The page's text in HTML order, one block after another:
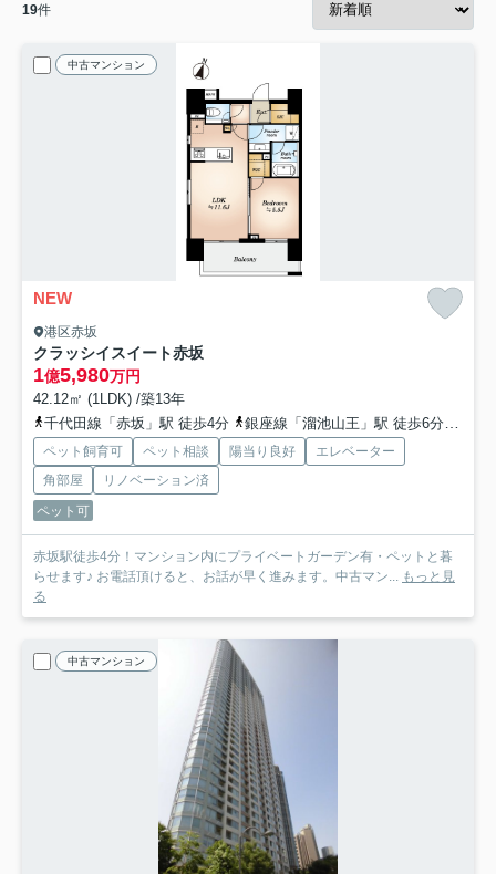
19件
中古マンション
NEW
港区赤坂
クラッシイスイート赤坂
1億5,980万円
42.12㎡ (1LDK) /築13年
千代田線「赤坂」駅 徒歩4分
銀座線「溜池山王」駅 徒歩6分
ペット飼育可 ペット相談 陽当り良好
エレベーター
角部屋
リノベーション済
ペット可
赤坂駅徒歩4分！マンション内にプライベートガーデン有・ペットと暮
らせます♪ お電話頂けると、お話が早く進みます。中古マン...
もっと見
る
中古マンション